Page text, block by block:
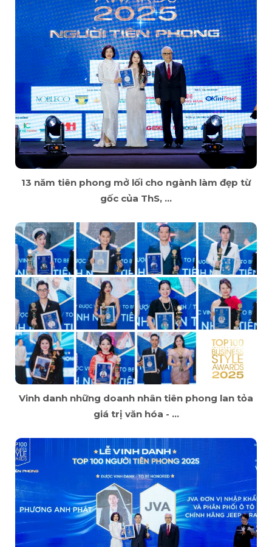
13 năm tiên phong mở lối cho ngành làm đẹp từ
gốc của ThS, ...
Vinh danh những doanh nhân tiên phong lan tỏa
giá trị văn hóa - ...